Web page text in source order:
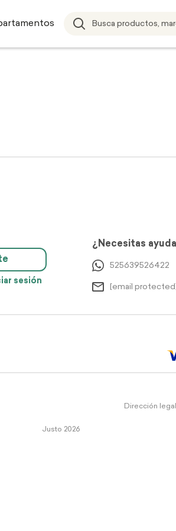
sesión
¿Necesitas
525639526422
[email protected]
Dirección
Justo 2026